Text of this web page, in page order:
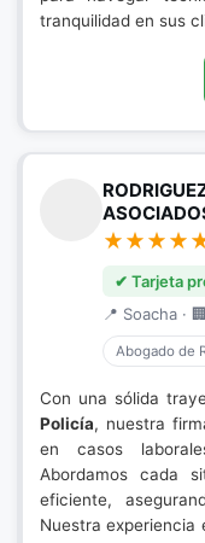
tranquilidad en sus
✔ Tarjeta
📍 Soacha ·
Abogado de
Con una sólida
Policía, nuestra
en casos
Abordamos cada
eficiente,
Nuestra experiencia